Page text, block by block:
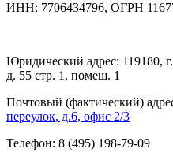
ИНН: 7706434796, ОГРН
Юридический адрес: 119180,
д. 55 стр. 1, помещ. 1
Почтовый (фактический)
переулок, д.6, офис 2/3
Телефон: 8 (495) 198-79-09